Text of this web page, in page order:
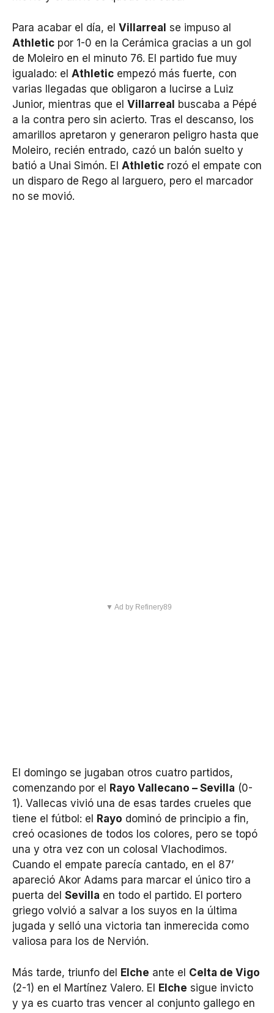
Para acabar el día, el Villarreal se impuso al
Athletic por 1-0 en la Cerámica gracias a un gol
de Moleiro en el minuto 76. El partido fue muy
igualado: el Athletic empezó más fuerte, con
varias llegadas que obligaron a lucirse a Luiz
Junior, mientras que el Villarreal buscaba a Pépé
a la contra pero sin acierto. Tras el descanso, los
amarillos apretaron y generaron peligro hasta que
Moleiro, recién entrado, cazó un balón suelto y
batió a Unai Simón. El Athletic rozó el empate con
un disparo de Rego al larguero, pero el marcador
no se movió.
▼ Ad by Refinery89
El domingo se jugaban otros cuatro partidos,
comenzando por el
Rayo Vallecano – Sevilla (0-
1). Vallecas vivió una de esas tardes crueles que
tiene el fútbol: el
Rayo dominó de principio a fin,
creó ocasiones de todos los colores, pero se topó
una y otra vez con un colosal Vlachodimos.
Cuando el empate parecía cantado, en el 87’
apareció Akor Adams para marcar el único tiro a
puerta del Sevilla en todo el partido. El portero
griego volvió a salvar a los suyos en la última
jugada y selló una victoria tan inmerecida como
valiosa para los de Nervión.
Más tarde, triunfo del Elche ante el Celta de Vigo
(2-1) en el Martínez Valero. El Elche sigue invicto
y ya es cuarto tras vencer al conjunto gallego en